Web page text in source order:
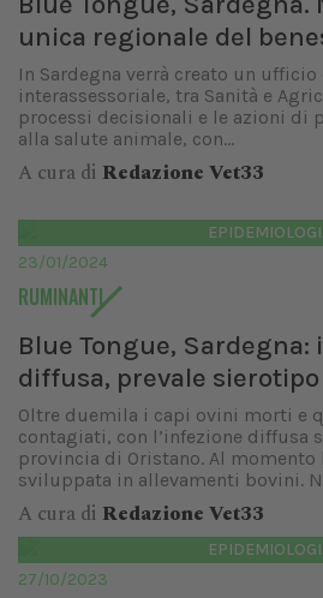
unica regionale del
In Sardegna verrà creato un
interassessoriale, tra Sanità e
processi decisionali e le azioni di
alla salute animale, con...
A cura di Redazione Vet33
23/01/2024
RUMINANTI
Blue Tongue, Sardegna:
diffusa, prevale
Oltre duemila i capi ovini morti e
contagiati, con l’infezione diffusa
provincia di Oristano. Al
sviluppata in allevamenti bovini.
A cura di Redazione Vet33
27/10/2023